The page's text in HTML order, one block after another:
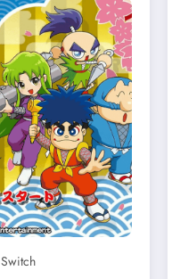
Switch